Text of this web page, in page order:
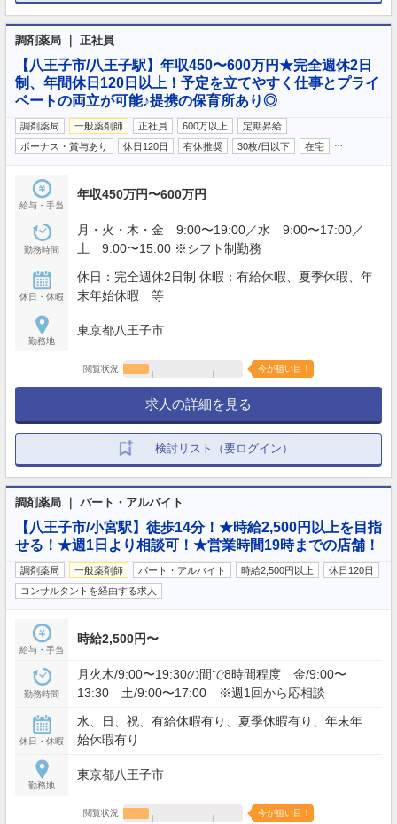
調剤薬局 ｜ 正社員
【八王子市/八王子駅】年収450〜600万円★完全週休2日
制、年間休日120日以上！予定を立てやすく仕事とプライ
ベートの両立が可能♪提携の保育所あり◎
調剤薬局 一般薬剤師 正社員 600万以上
定期昇給
ボーナス・賞与あり
休日120日 有休推奨 30枚/日以下 在宅
給与・手当
年収450万円〜600万円
勤務時間
月・火・木・金 9:00〜19:00／水 9:00〜17:00／
土 9:00〜15:00 ※シフト制勤務
休日・休暇
休日：完全週休2日制 休暇：有給休暇、夏季休暇、年
末年始休暇 等
勤務地
東京都八王子市
閲覧状況 今が狙い目！
求人の詳細を見る
検討リスト（要ログイン）
調剤薬局 ｜ パート・アルバイト
【八王子市/小宮駅】徒歩14分！★時給2,500円以上を目指
せる！★週1日より相談可！★営業時間19時までの店舗！
調剤薬局 一般薬剤師 パート・アルバイト 時給2,500円以上
休日120日
コンサルタントを経由する求人
給与・手当
時給2,500円〜
勤務時間
月火木/9:00〜19:30の間で8時間程度 金/9:00〜
13:30 土/9:00〜17:00 ※週1回から応相談
休日・休暇
水、日、祝、有給休暇有り、夏季休暇有り、年末年
始休暇有り
勤務地
東京都八王子市
閲覧状況 今が狙い目！